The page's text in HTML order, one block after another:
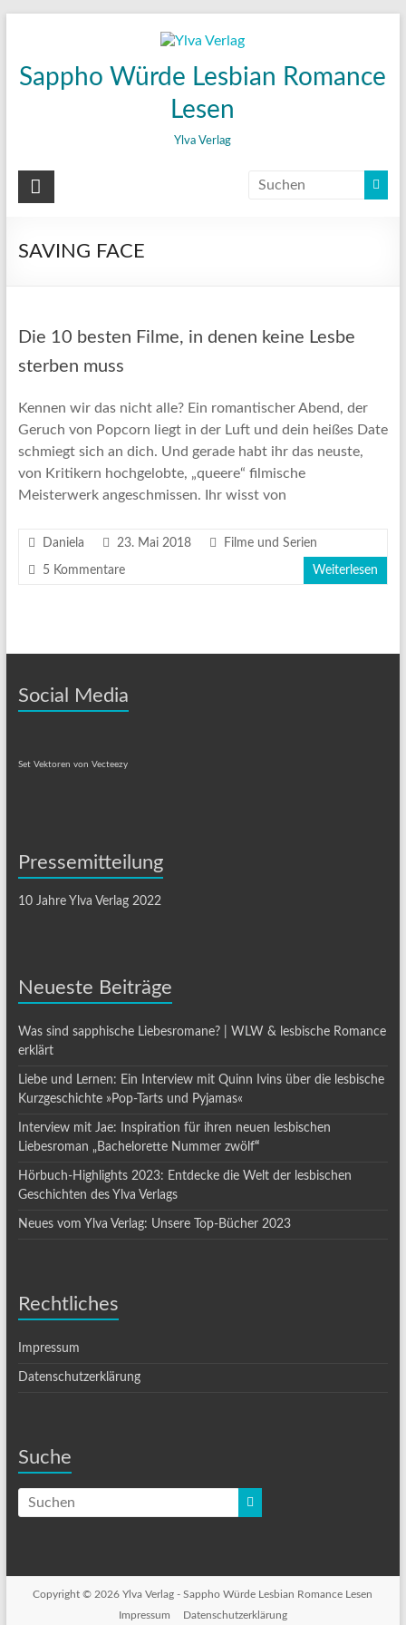
Sappho Würde Lesbian Romance
Lesen
Ylva Verlag
SAVING FACE
Die 10 besten Filme, in denen keine Lesbe
sterben muss
Kennen wir das nicht alle? Ein romantischer Abend, der
Geruch von Popcorn liegt in der Luft und dein heißes Date
schmiegt sich an dich. Und gerade habt ihr das neuste,
von Kritikern hochgelobte, „queere“ filmische
Meisterwerk angeschmissen. Ihr wisst von
Daniela 23. Mai 2018 Filme und Serien
5 Kommentare Weiterlesen
Social Media
Set Vektoren von Vecteezy
Pressemitteilung
10 Jahre Ylva Verlag 2022
Neueste Beiträge
Was sind sapphische Liebesromane? | WLW & lesbische Romance
erklärt
Liebe und Lernen: Ein Interview mit Quinn Ivins über die lesbische
Kurzgeschichte »Pop-Tarts und Pyjamas«
Interview mit Jae: Inspiration für ihren neuen lesbischen
Liebesroman „Bachelorette Nummer zwölf“
Hörbuch-Highlights 2023: Entdecke die Welt der lesbischen
Geschichten des Ylva Verlags
Neues vom Ylva Verlag: Unsere Top-Bücher 2023
Rechtliches
Impressum
Datenschutzerklärung
Suche
Copyright © 2026 Ylva Verlag -Sappho Würde Lesbian Romance Lesen
Impressum
Datenschutzerklärung